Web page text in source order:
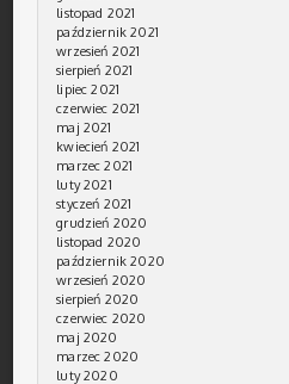
listopad 2021
październik 2021
wrzesień 2021
sierpień 2021
lipiec 2021
czerwiec 2021
maj 2021
kwiecień 2021
marzec 2021
luty 2021
styczeń 2021
grudzień 2020
listopad 2020
październik 2020
wrzesień 2020
sierpień 2020
czerwiec 2020
maj 2020
marzec 2020
luty 2020